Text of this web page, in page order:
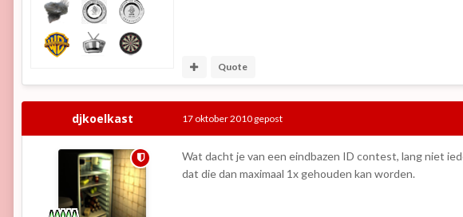
Quote
djkoelkast 17 oktober 2010 gepost
Wat dacht je van een eindbazen ID contest, lang niet
dat die dan maximaal 1x gehouden kan worden.